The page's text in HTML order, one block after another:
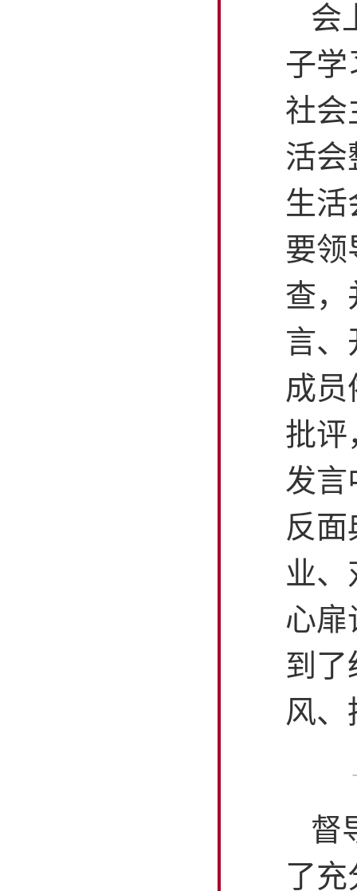
会
子学
社会
活会
生活
要领
查，
言、
成
批评
发言
反
业
心扉
到了
风、
督
了